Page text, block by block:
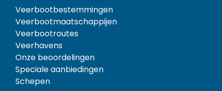
Veerbootbestemmingen
Veerbootmaatschappijen
Veerbootroutes
Veerhavens
Onze beoordelingen
Speciale aanbiedingen
Schepen